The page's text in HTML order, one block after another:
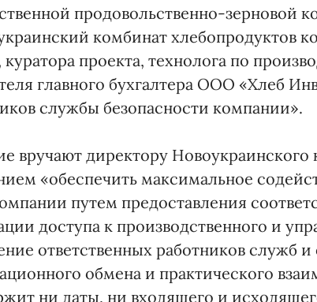
продовольственно-зерновой
комбинат хлебопродуктов
куратора проекта, технолога по
главного бухгалтера ООО «Хлеб
службы безопасности компании».
вручают директору Новоукраинского
«обеспечить максимальное
путем предоставления
доступа к производственного и
ответственных работников служб
обмена и практического
ни даты, ни входящего и